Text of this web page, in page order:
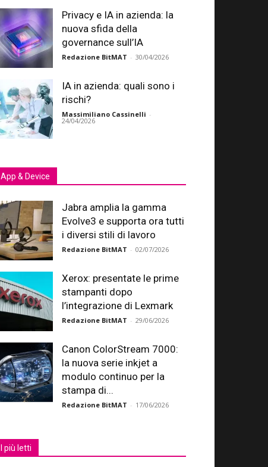
Privacy e IA in azienda: la
nuova sfida della
governance sull’IA
Redazione BitMAT - 30/04/2026
IA in azienda: quali sono i
rischi?
Massimiliano Cassinelli -
24/04/2026
App & Device
Jabra amplia la gamma
Evolve3 e supporta ora tutti
i diversi stili di lavoro
Redazione BitMAT - 02/07/2026
Xerox: presentate le prime
stampanti dopo
l’integrazione di Lexmark
Redazione BitMAT - 29/06/2026
Canon ColorStream 7000:
la nuova serie inkjet a
modulo continuo per la
stampa di...
Redazione BitMAT - 17/06/2026
I più letti